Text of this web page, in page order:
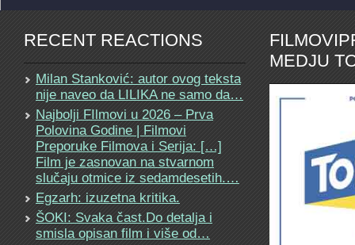
RECENT REACTIONS
Milan Stanković: autor ovog teksta
nije naveo da LILIKA ne samo da…
Najbolji FIlmovi u 2026 – Prva
Polovina Godine | Filmovi
Preporuke Filmova i Serija: […]
Film je zasnovan na stvarnom
slučaju otmice iz sedamdesetih.…
Egzarh: izuzetna kritika.
ŠOKI: Svaka čast.Do detalja i
smisla opisan film i više od…
MEDJU